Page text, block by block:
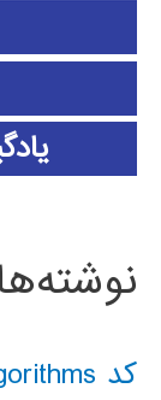
کد classical AI search algorithms